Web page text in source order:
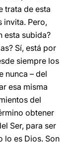
trata de esta
invita. Pero,
esta subida?
Sí, está por
siempre los
nunca – del
esa misma
del
obtener
Ser, para ser
lo es Dios. Son